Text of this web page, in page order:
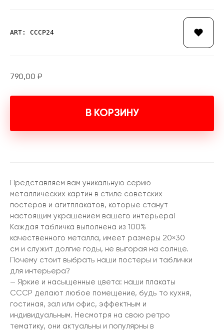
ART: СССР24
790,00 ₽
В КОРЗИНУ
Представляем вам уникальную серию
металлических картин в стиле советских
постеров и агитплакатов, которые станут
настоящим украшением вашего интерьера!
Каждая табличка выполнена из 100%
качественного металла, имеет размеры 20×30
см и служит долгие годы, не выгорая на солнце.
Почему стоит выбрать наши постеры и таблички
для интерьера?
— Яркие и насыщенные цвета: наши плакаты
СССР делают любое помещение, будь то кухня,
гостиная, зал или офис, эффектным и
индивидуальным. Несмотря на свою ретро
тематику, они актуальны и популярны в